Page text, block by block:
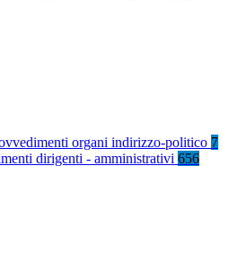
organi indirizzo-politico 7
dirigenti - amministrativi 656